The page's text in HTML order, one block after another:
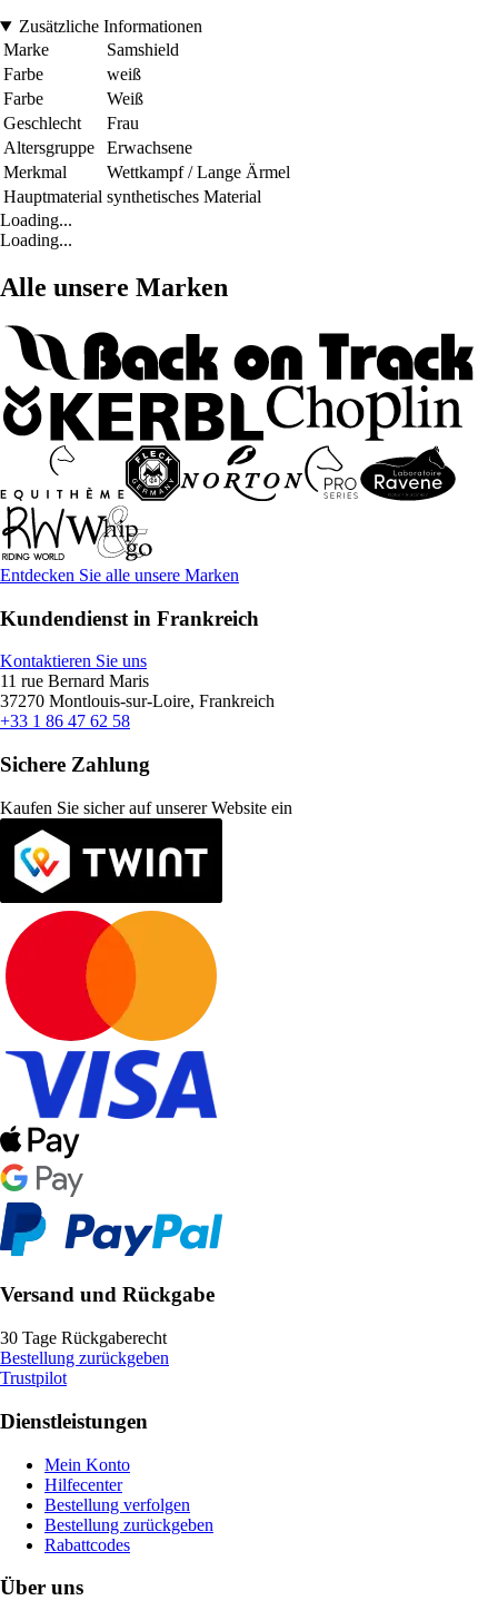
Zusätzliche Informationen
Marke
Samshield
Farbe
weiß
Farbe
Weiß
Geschlecht
Frau
Altersgruppe
Erwachsene
Merkmal
Wettkampf / Lange Ärmel
Hauptmaterial synthetisches Material
Loading...
Loading...
Alle unsere Marken
Entdecken Sie alle unsere Marken
Kundendienst in Frankreich
Kontaktieren Sie uns
11 rue Bernard Maris
37270 Montlouis-sur-Loire, Frankreich
+33 1 86 47 62 58
Sichere Zahlung
Kaufen Sie sicher auf unserer Website ein
Versand und Rückgabe
30 Tage Rückgaberecht
Bestellung zurückgeben
Trustpilot
Dienstleistungen
Mein Konto
Hilfecenter
Bestellung verfolgen
Bestellung zurückgeben
Rabattcodes
Über uns